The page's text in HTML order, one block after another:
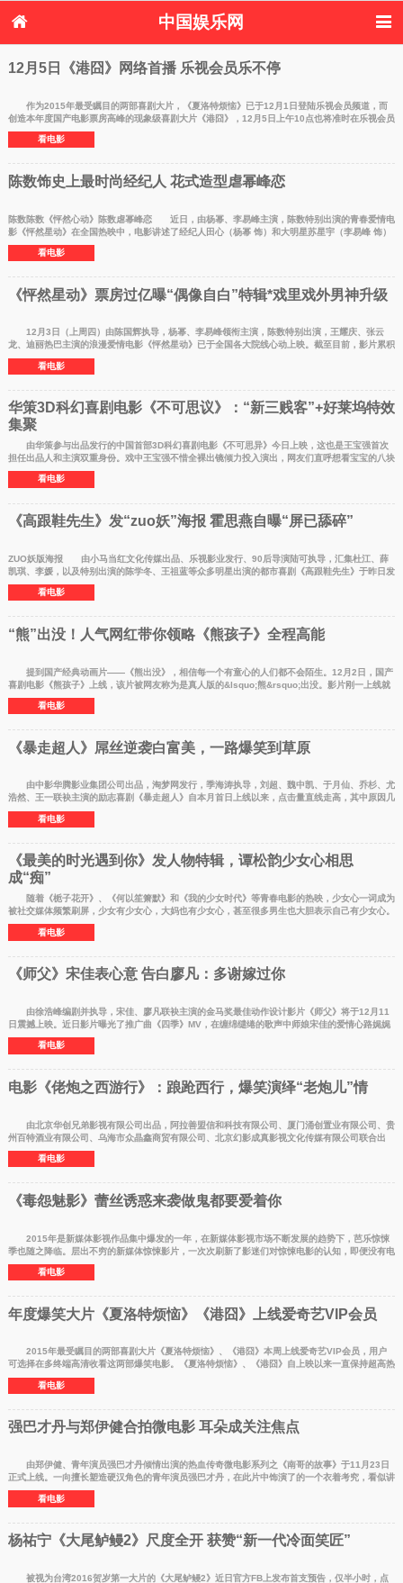
中国娱乐网
首页 新闻 女性
热周边
12月5日《港囧》网络首播 乐视会员乐不停
作为2015年最受瞩目的两部喜剧大片，《夏洛特烦恼》已于12月1日登陆乐视会员频道，而
创造本年度国产电影票房高峰的现象级喜剧大片《港囧》，12月5日上午10点也将准时在乐视会员
频道，与乐视会
看电影
陈数饰史上最时尚经纪人 花式造型虐幂峰恋
陈数陈数《怦然心动》陈数虐幂峰恋 近日，由杨幂、李易峰主演，陈数特别出演的青春爱情电
影《怦然星动》在全国热映中，电影讲述了经纪人田心（杨幂 饰）和大明星苏星宇（李易峰 饰）
久别重逢
看电影
《怦然星动》票房过亿曝“偶像自白”特辑*戏里戏外男神升级
12月3日（上周四）由陈国辉执导，杨幂、李易峰领衔主演，陈数特别出演，王耀庆、张云
龙、迪丽热巴主演的浪漫爱情电影《怦然星动》已于全国各大院线心动上映。截至目前，影片累积
票房过亿，超越
看电影
华策3D科幻喜剧电影《不可思议》：“新三贱客”+好莱坞特效
集聚
由华策参与出品发行的中国首部3D科幻喜剧电影《不可思异》今日上映，这也是王宝强首次
担任出品人和主演双重身份。戏中王宝强不惜全裸出镜倾力投入演出，网友们直呼想看宝宝的八块
腹肌。（图：
看电影
《高跟鞋先生》发“zuo妖”海报 霍思燕自曝“屏已舔碎”
ZUO妖版海报 由小马当红文化传媒出品、乐视影业发行、90后导演陆可执导，汇集杜江、薛
凯琪、李媛，以及特别出演的陈学冬、王祖蓝等众多明星出演的都市喜剧《高跟鞋先生》于昨日发
布了一张zuo妖
看电影
“熊”出没！人气网红带你领略《熊孩子》全程高能
提到国产经典动画片——《熊出没》，相信每一个有童心的人们都不会陌生。12月2日，国产
喜剧电影《熊孩子》上线，该片被网友称为是真人版的&lsquo;熊&rsquo;出没。影片刚一上线就
收获网友的大量
看电影
《暴走超人》屌丝逆袭白富美，一路爆笑到草原
由中影华腾影业集团公司出品，淘梦网发行，季海涛执导，刘超、魏中凯、于月仙、乔杉、尤
浩然、王一联袂主演的励志喜剧《暴走超人》自本月首日上线以来，点击量直线走高，其中原因几
何？自然是
看电影
《最美的时光遇到你》发人物特辑，谭松韵少女心相思
成“痴”
随着《栀子花开》、《何以笙箫默》和《我的少女时代》等青春电影的热映，少女心一词成为
被社交媒体频繁刷屏，少女有少女心，大妈也有少女心，甚至很多男生也大胆表示自己有少女心。
爆笑初恋电
看电影
《师父》宋佳表心意 告白廖凡：多谢嫁过你
由徐浩峰编剧并执导，宋佳、廖凡联袂主演的金马奖最佳动作设计影片《师父》将于12月11
日震撼上映。近日影片曝光了推广曲《四季》MV，在缠绵缱绻的歌声中师娘宋佳的爱情心路娓娓
道来：西餐厅里
看电影
电影《佬炮之西游行》：踉跄西行，爆笑演绎“老炮儿”情
由北京华创兄弟影视有限公司出品，阿拉善盟信和科技有限公司、厦门涌创置业有限公司、贵
州百特酒业有限公司、乌海市众晶鑫商贸有限公司、北京幻影成真影视文化传媒有限公司联合出
品，于森导演
看电影
《毒怨魅影》蕾丝诱惑来袭做鬼都要爱着你
2015年是新媒体影视作品集中爆发的一年，在新媒体影视市场不断发展的趋势下，芭乐惊悚
季也随之降临。层出不穷的新媒体惊悚影片，一次次刷新了影迷们对惊悚电影的认知，即便没有电
影院里的3D环
看电影
年度爆笑大片《夏洛特烦恼》《港囧》上线爱奇艺VIP会员
2015年最受瞩目的两部喜剧大片《夏洛特烦恼》、《港囧》本周上线爱奇艺VIP会员，用户
可选择在多终端高清收看这两部爆笑电影。《夏洛特烦恼》、《港囧》自上映以来一直保持超高热
度，票房力压《
看电影
强巴才丹与郑伊健合拍微电影 耳朵成关注焦点
由郑伊健、青年演员强巴才丹倾情出演的热血传奇微电影系列之《南哥的故事》于11月23日
正式上线。一向擅长塑造硬汉角色的青年演员强巴才丹，在此片中饰演了的一个衣着考究，看似讲
究实则毫不着
看电影
杨祐宁《大尾鲈鳗2》尺度全开 获赞“新一代冷面笑匠”
被视为台湾2016贺岁第一大片的《大尾鲈鳗2》近日官方FB上发布首支预告，仅半小时，点